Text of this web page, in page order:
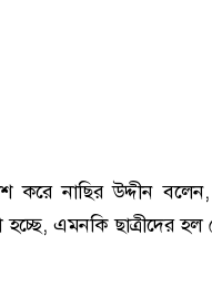
করে নাছির উদ্দীন
হচ্ছে, এমনকি ছাত্রীদের